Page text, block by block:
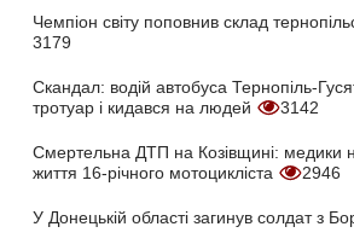
Чемпіон світу поповнив склад
3179
Скандал: водій автобуса Тернопіль-
тротуар і кидався на людей
3142
Смертельна ДТП на Козівщині: медики
життя 16-річного мотоцикліста
2946
У Донецькій області загинув солдат з